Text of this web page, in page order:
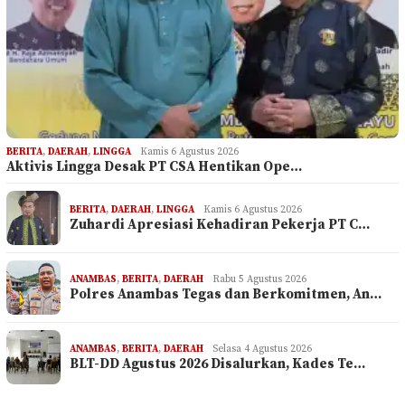
BERITA, DAERAH, LINGGA Kamis 6 Agustus 2026
Aktivis Lingga Desak PT CSA Hentikan Ope…
BERITA, DAERAH, LINGGA Kamis 6 Agustus 2026
Zuhardi Apresiasi Kehadiran Pekerja PT C…
ANAMBAS, BERITA, DAERAH Rabu 5 Agustus 2026
Polres Anambas Tegas dan Berkomitmen, An…
ANAMBAS, BERITA, DAERAH Selasa 4 Agustus 2026
BLT-DD Agustus 2026 Disalurkan, Kades Te…